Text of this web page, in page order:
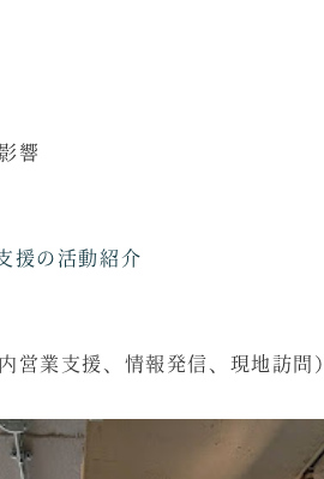
響
の活動紹介
営業支援、情報発信、現地訪問）